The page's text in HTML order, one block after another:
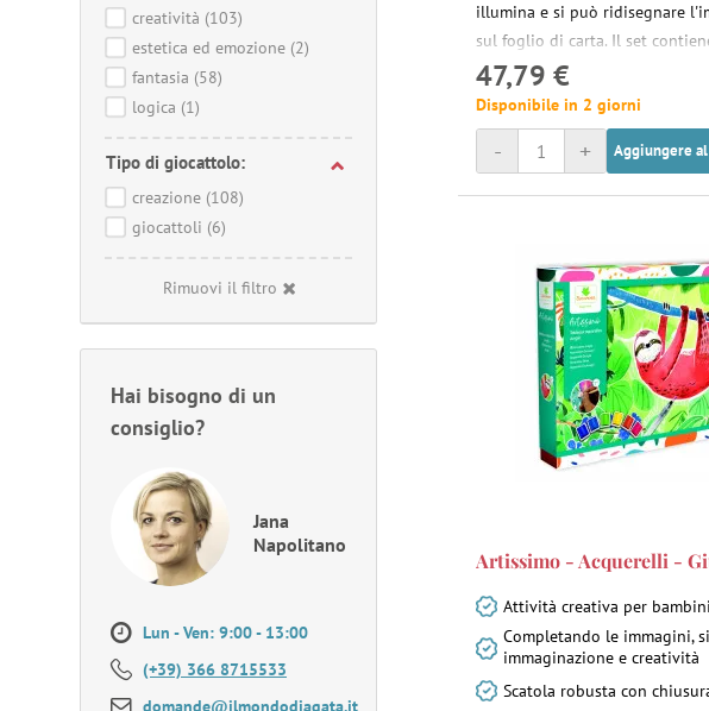
creatività (103)
estetica ed emozione (2)
fantasia (58)
logica (1)
Tipo di giocattolo:
creazione (108)
giocattoli (6)
Rimuovi il filtro
Hai bisogno di un
consiglio?
Jana
Napolitano
Lun - Ven: 9:00 - 13:00
(+39) 366 8715533
domande@ilmondodiagata.it
illumina e si può ridisegnare
sul foglio di carta. Il set
modelli con immagini, 12
colorati Maped Color'Peps
bianchi.
47,79 €
Disponibile in 2 giorni
+
- Aggiungere
Artissimo - Acquerelli -
Attività creativa per
Completando le immagini,
immaginazione e creatività
Scatola robusta con